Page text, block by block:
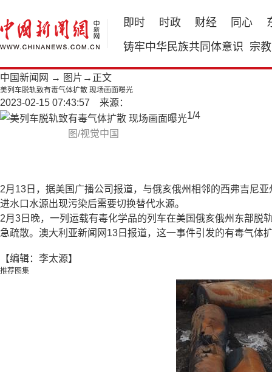
即时 时政 财经 同心
铸牢中华民族共同体意识 宗教
中国新闻网 → 图片 →正文
美列车脱轨致有毒气体扩散 现场画面曝光
2023-02-15 07:43:57 来源：
图/视觉中国
1/4
2月13日，据美国广播公司报道，与俄亥俄州相邻的西弗吉尼
进水口水源出现污染后需要切换替代水源。
2月3日晚，一列运载有毒化学品的列车在美国俄亥俄州东部脱
急疏散。澳大利亚新闻网13日报道，这一事件引发的有毒气体
【编辑：李太源】
推荐图集